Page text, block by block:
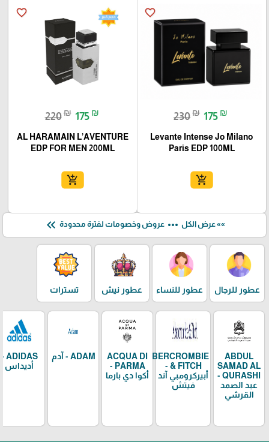
favorite_border
230₪ 175 ₪
Levante Intense Jo Milano
Paris EDP 100ML
add_shopping_cart
favorite_border
220₪ 175 ₪
AL HARAMAIN L’AVENTURE
EDP FOR MEN 200ML
add_shopping_cart
»» عرض الكل more_horiz عروض وخصومات لفترة محدودة keyboard_double_arrow_left
عطور للرجال عطور للنساء عطور نيش تسترات
ABDUL
SAMAD AL
QURASHI -
عبد الصمد
القرشي
ABERCROMBIE
& FITCH -
أبيركرومبي آند
فيتش
ACQUA DI
PARMA -
أكوا دي بارما
ADAM - آدم
ADIDAS -
أديداس